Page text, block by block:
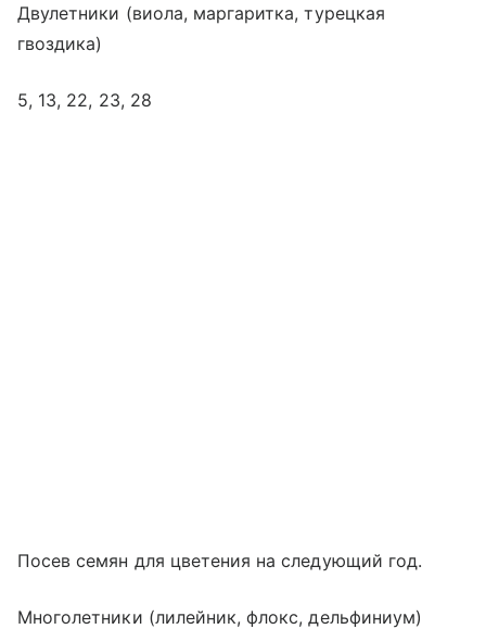
Двулетники (виола, маргаритка, турецкая
гвоздика)
5, 13, 22, 23, 28
Посев семян для цветения на следующий год.
Многолетники (лилейник, флокс, дельфиниум)